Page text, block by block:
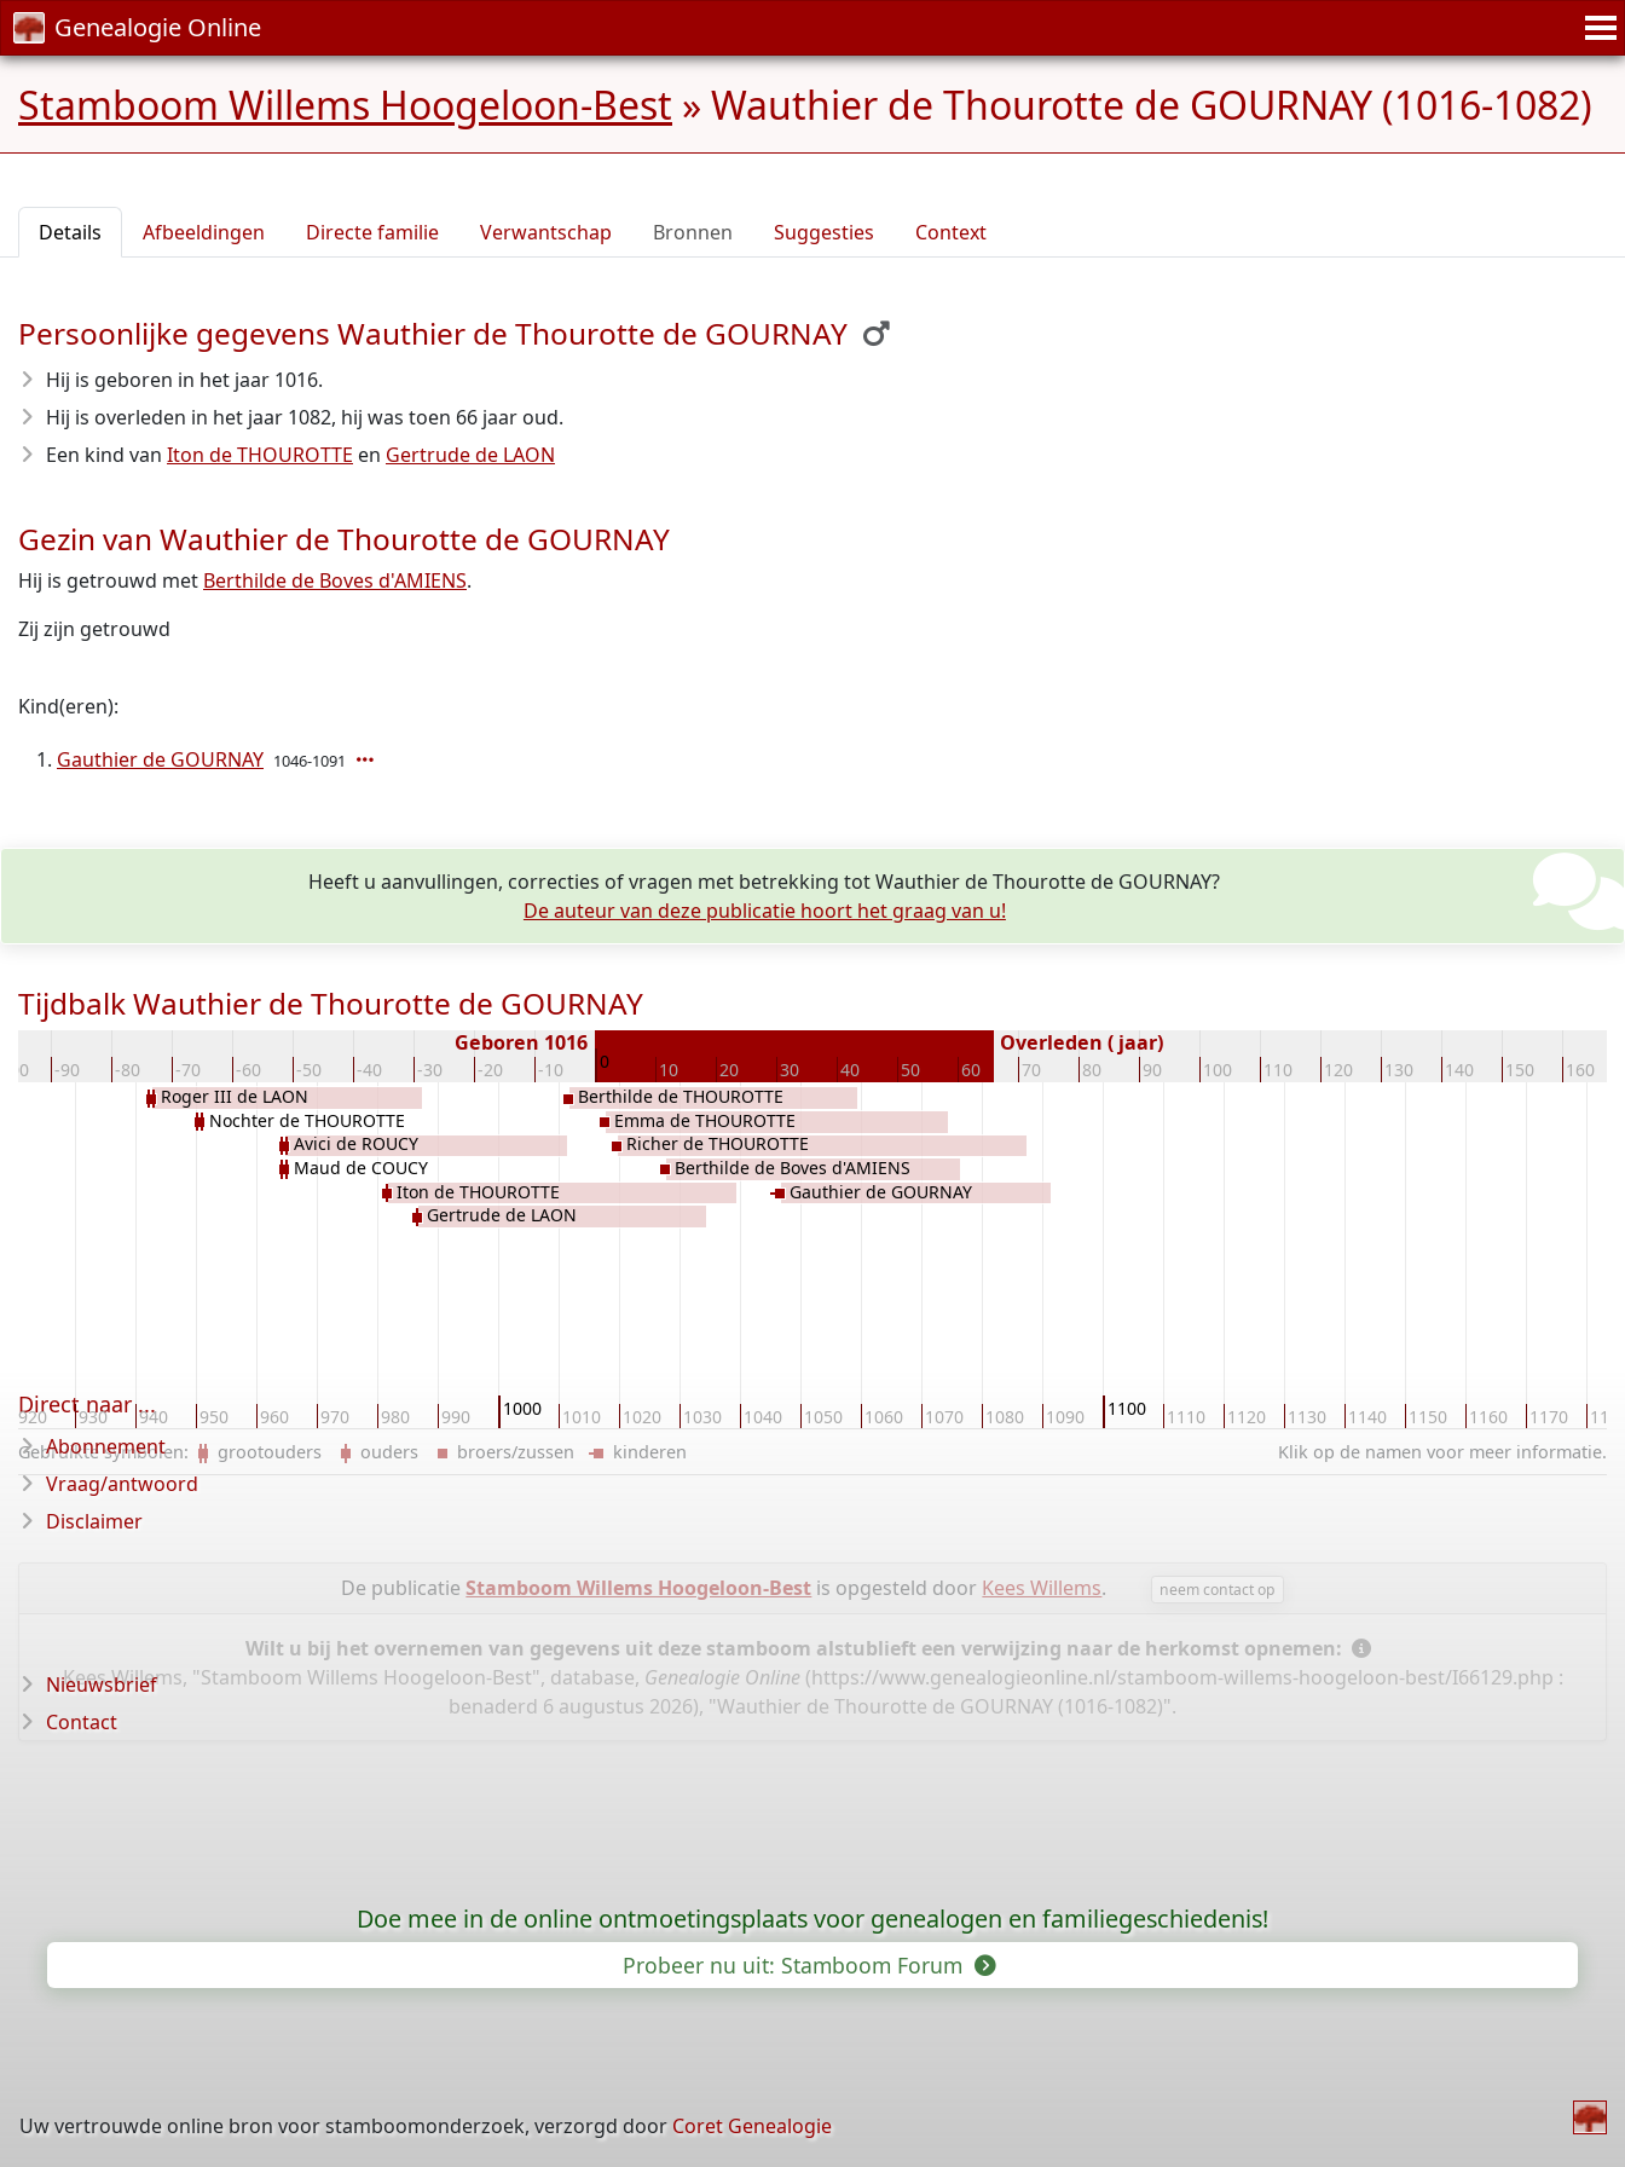
Genealogie Online
Stamboom Willems Hoogeloon-Best » Wauthier de Thourotte de GOURNAY (1016-1082)
Details Afbeeldingen Directe familie Verwantschap Bronnen Suggesties Context
Persoonlijke gegevens Wauthier de Thourotte de GOURNAY
Hij is geboren in het jaar 1016.
Hij is overleden in het jaar 1082, hij was toen 66 jaar oud.
Een kind van Iton de THOUROTTE en Gertrude de LAON
Gezin van Wauthier de Thourotte de GOURNAY
Hij is getrouwd met Berthilde de Boves d'AMIENS.
Zij zijn getrouwd
Kind(eren):
Gauthier de GOURNAY 1046-1091
Heeft u aanvullingen, correcties of vragen met betrekking tot Wauthier de Thourotte de GOURNAY?
De auteur van deze publicatie hoort het graag van u!
Tijdbalk Wauthier de Thourotte de GOURNAY
-90 -80 -70 -60 -50 -40 -30 -20 -10 0 10 20 30 40 50 60 70 80 90 100 110 120 130 140 150 160
Geboren 1016 Overleden ( jaar)
920 930 940 950 960 970 980 990 1000 1010 1020 1030 1040 1050 1060 1070 1080 1090 1100 1110 1120 1130 1140 1150 1160 1170
Roger III de LAON
Nochter de THOUROTTE
Avici de ROUCY
Maud de COUCY
Iton de THOUROTTE
Gertrude de LAON
Berthilde de THOUROTTE
Emma de THOUROTTE
Richer de THOUROTTE
Berthilde de Boves d'AMIENS
Gauthier de GOURNAY
Klik op de namen voor meer informatie.
Gebruikte symbolen: grootouders ouders broers/zussen kinderen
De publicatieStamboom Willems Hoogeloon-Best is opgesteld door Kees Willems. neem contact op
Wilt u bij het overnemen van gegevens uit deze stamboom alstublieft een verwijzing naar de herkomst opnemen:
Kees Willems, "Stamboom Willems Hoogeloon-Best", database, Genealogie Online (https://www.genealogieonline.nl/stamboom-willems-hoogeloon-best/I66129.php :
benaderd 6 augustus 2026), "Wauthier de Thourotte de GOURNAY (1016-1082)".
Direct naar ...
Abonnement
Vraag/antwoord
Disclaimer
Nieuwsbrief
Contact
Doe mee in de online ontmoetingsplaats voor genealogen en familiegeschiedenis!
Probeer nu uit: Stamboom Forum
Uw vertrouwde online bron voor stamboomonderzoek, verzorgd door Coret Genealogie